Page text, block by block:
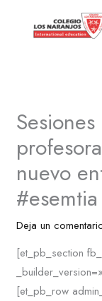
nuevo
#esemtia
Deja un
[et_pb_section
[et_pb_row